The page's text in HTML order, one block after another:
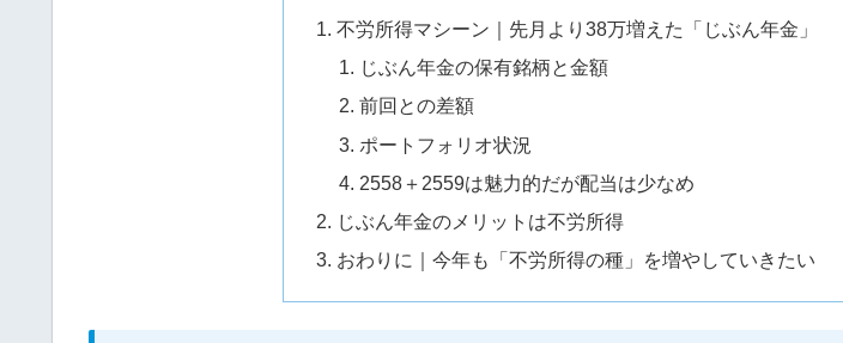
不労所得マシーン｜先月より38万増えた「じぶん年金」
じぶん年金の保有銘柄と金額
前回との差額
ポートフォリオ状況
2558＋2559は魅力的だが配当は少なめ
じぶん年金のメリットは不労所得
おわりに｜今年も「不労所得の種」を増やしていきたい